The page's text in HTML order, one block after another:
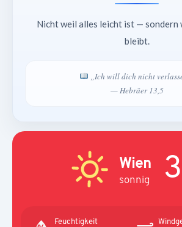
Nicht weil alles leicht ist — sondern
bleibt.
„Ich will dich nicht
— Hebräer 13,5
Wien
sonnig
Feuchtigkeit